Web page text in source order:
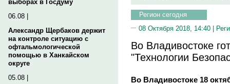
выборах в Госдуму
06.08 |
Александр Щербаков держит
на контроле ситуацию с
офтальмологической
помощью в Ханкайском
округе
05.08 |
Регион сегодня
08 Октября 2018, 14:40 |
Во Владивостоке
"Технологии
Во Владивостоке 18